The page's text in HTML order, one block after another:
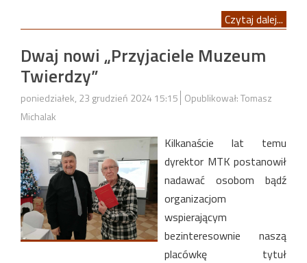
Czytaj dalej...
Dwaj nowi „Przyjaciele Muzeum
Twierdzy”
poniedziałek, 23 grudzień 2024 15:15 Opublikował: Tomasz
Michalak
Kilkanaście lat temu
dyrektor MTK postanowił
nadawać osobom bądź
organizacjom
wspierającym
bezinteresownie naszą
placówkę tytuł